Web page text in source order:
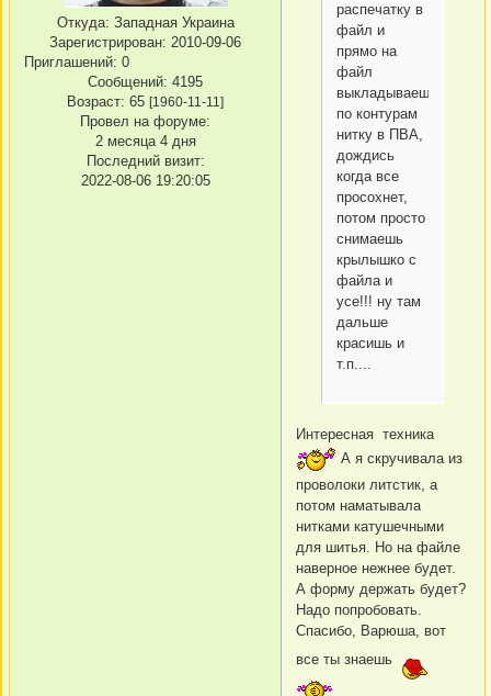
Откуда: Западная Украина
Зарегистрирован: 2010-09-06
Приглашений: 0
Сообщений: 4195
Возраст: 65 [1960-11-11]
Провел на форуме:
2 месяца 4 дня
Последний визит:
2022-08-06 19:20:05
распечатку в
файл и
прямо на
файл
выкладываешь
по контурам
нитку в ПВА,
дождись
когда все
просохнет,
потом просто
снимаешь
крылышко с
файла и
усе!!! ну там
дальше
красишь и
т.п....
Интересная техника
А я скручивала из
проволоки литстик, а
потом наматывала
нитками катушечными
для шитья. Но на файле
наверное нежнее будет.
А форму держать будет?
Надо попробовать.
Спасибо, Варюша, вот
все ты знаешь